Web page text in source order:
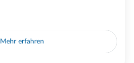
Mehr erfahren